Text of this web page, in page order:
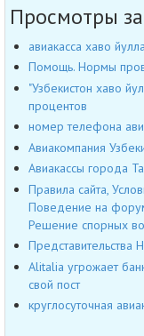
Просмотры
авиакасса хаво
Помощь. Нормы
"Узбекистон хаво
процентов
номер телефона
Авиакомпания
Авиакассы города
Правила сайта,
Поведение на
Решение спорных
Представительства
Alitalia угрожает
свой пост
круглосуточная